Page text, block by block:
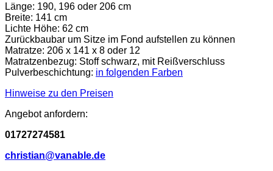
Länge: 190, 196 oder 206 cm
Breite: 141 cm
Lichte Höhe: 62 cm
Zurückbaubar um Sitze im Fond aufstellen zu können
Matratze: 206 x 141 x 8 oder 12
Matratzenbezug: Stoff schwarz, mit Reißverschluss
Pulverbeschichtung: in folgenden Farben
Hinweise zu den Preisen
Angebot anfordern:
01727274581
christian@vanable.de